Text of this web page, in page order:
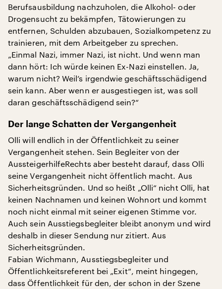
Berufsausbildung nachzuholen, die Alkohol- oder
Drogensucht zu bekämpfen, Tätowierungen zu
entfernen, Schulden abzubauen, Sozialkompetenz zu
trainieren, mit dem Arbeitgeber zu sprechen.
„Einmal Nazi, immer Nazi, ist nicht. Und wenn man
dann hört: Ich würde keinen Ex-Nazi einstellen. Ja,
warum nicht? Weil’s irgendwie geschäftsschädigend
sein kann. Aber wenn er ausgestiegen ist, was soll
daran geschäftsschädigend sein?“
Der lange Schatten der Vergangenheit
Olli will endlich in der Öffentlichkeit zu seiner
Vergangenheit stehen. Sein Begleiter von der
AussteigerhilfeRechts aber besteht darauf, dass Olli
seine Vergangenheit nicht öffentlich macht. Aus
Sicherheitsgründen. Und so heißt „Olli“ nicht Olli, hat
keinen Nachnamen und keinen Wohnort und kommt
noch nicht einmal mit seiner eigenen Stimme vor.
Auch sein Ausstiegsbegleiter bleibt anonym und wird
deshalb in dieser Sendung nur zitiert. Aus
Sicherheitsgründen.
Fabian Wichmann, Ausstiegsbegleiter und
Öffentlichkeitsreferent bei „Exit“, meint hingegen,
dass Öffentlichkeit für den, der schon in der Szene